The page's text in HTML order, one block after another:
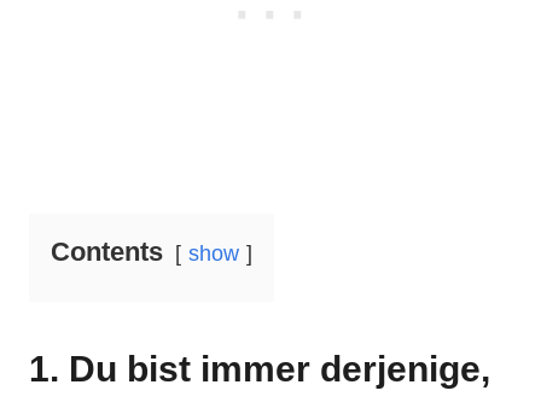
Contents show
1. Du bist immer derjenige,